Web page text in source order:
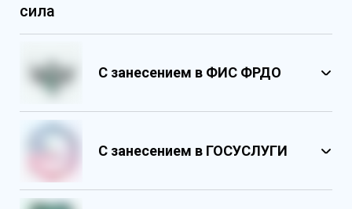
сила
С занесением в ФИС ФРДО
С занесением в ГОСУСЛУГИ